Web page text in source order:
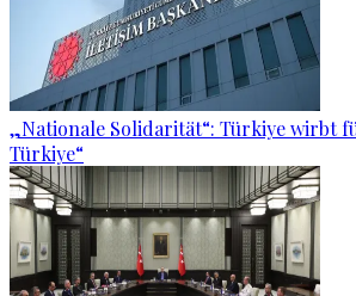
„Nationale Solidarität“: Türkiye wirbt
Türkiye“